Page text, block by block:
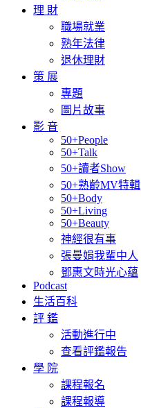
理 財
職場就業
熟年法律
退休理財
策 展
專題
圖片故事
影 音
50+People
50+Talk
50+讀者Show
50+熟齡MV特輯
50+Body
50+Living
50+Beauty
神經很有事
張曼娟我輩中人
鄧惠文時光心蘊
Podcast
生活百科
評 鑑
活動進行中
查看評鑑報告
學 院
課程報名
課程報導